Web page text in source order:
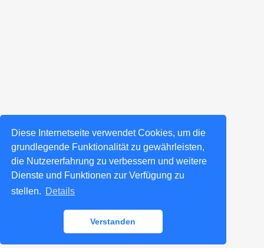
Diese Internetseite verwendet Cookies, um die
grundlegende Funktionalität zu gewährleisten,
die Nutzererfahrung zu verbessern und weitere
Dienste und Funktionen zur Verfügung zu
stellen. Details
Verstanden